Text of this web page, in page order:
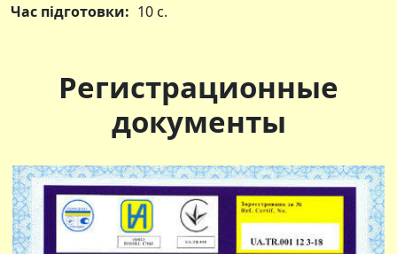
Час підготовки: 10 с.
Регистрационные
документы